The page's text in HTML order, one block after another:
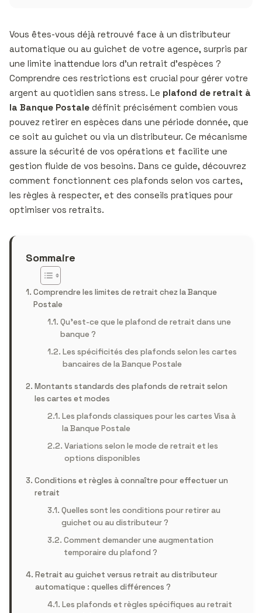
Vous êtes-vous déjà retrouvé face à un distributeur
automatique ou au guichet de votre agence, surpris par
une limite inattendue lors d’un retrait d’espèces ?
Comprendre ces restrictions est crucial pour gérer votre
argent au quotidien sans stress. Le plafond de retrait à
la Banque Postale définit précisément combien vous
pouvez retirer en espèces dans une période donnée, que
ce soit au guichet ou via un distributeur. Ce mécanisme
assure la sécurité de vos opérations et facilite une
gestion fluide de vos besoins. Dans ce guide, découvrez
comment fonctionnent ces plafonds selon vos cartes,
les règles à respecter, et des conseils pratiques pour
optimiser vos retraits.
Sommaire
Comprendre les limites de retrait chez la Banque
Postale
Qu’est-ce que le plafond de retrait dans une
banque ?
Les spécificités des plafonds selon les cartes
bancaires de la Banque Postale
Montants standards des plafonds de retrait selon
les cartes et modes
Les plafonds classiques pour les cartes Visa à
la Banque Postale
Variations selon le mode de retrait et les
options disponibles
Conditions et règles à connaître pour effectuer un
retrait
Quelles sont les conditions pour retirer au
guichet ou au distributeur ?
Comment demander une augmentation
temporaire du plafond ?
Retrait au guichet versus retrait au distributeur
automatique : quelles différences ?
Les plafonds et règles spécifiques au retrait